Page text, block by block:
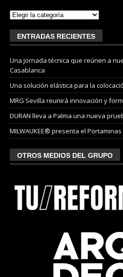
ENTRADAS RECIENTES
Una jornada técnica que reúnen a
Casablanca
Una solución elástica para la
MRG Sevilla reunirá innovación y
DURAN lleva a Palma una nueva
MILWAUKEE® presenta el
OTROS MEDIOS DEL GRUPO